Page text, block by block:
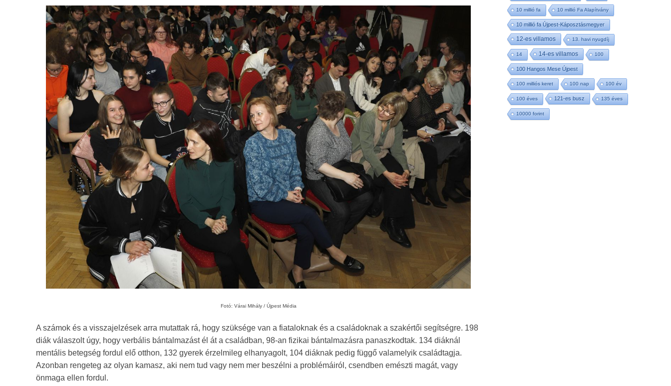
Fotó: Várai Mihály / Újpest Média
A számok és a visszajelzések arra mutattak rá, hogy szüksége van a fiataloknak és a családoknak a szakértői segítségre. 198
diák válaszolt úgy, hogy verbális bántalmazást él át a családban, 98-an fizikai bántalmazásra panaszkodtak. 134 diáknál
mentális betegség fordul elő otthon, 132 gyerek érzelmileg elhanyagolt, 104 diáknak pedig függő valamelyik családtagja.
Azonban rengeteg az olyan kamasz, aki nem tud vagy nem mer beszélni a problémáiról, csendben emészti magát, vagy
önmaga ellen fordul.
10 millió fa 10 millió Fa Alapítvány
10 millió fa Újpest-Káposztásmegyer
12-es villamos 13. havi nyugdíj
14 14-es villamos 100
100 Hangos Mese Újpest
100 milliós keret 100 nap 100 év
100 éves 121-es busz 135 éves
10000 forint